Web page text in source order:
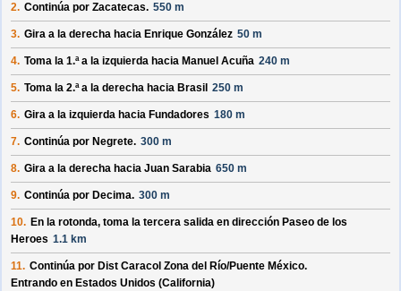
2. Continúa por Zacatecas. 550 m
3. Gira a la derecha hacia Enrique González 50 m
4. Toma la 1.ª a la izquierda hacia Manuel Acuña 240 m
5. Toma la 2.ª a la derecha hacia Brasil 250 m
6. Gira a la izquierda hacia Fundadores 180 m
7. Continúa por Negrete. 300 m
8. Gira a la derecha hacia Juan Sarabia 650 m
9. Continúa por Decima. 300 m
10. En la rotonda, toma la tercera salida en dirección Paseo de los
Heroes 1.1 km
11. Continúa por Dist Caracol Zona del Río/Puente México.
Entrando en Estados Unidos (California)